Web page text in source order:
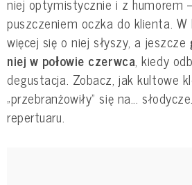
puszczeniem oczka do klienta.
więcej się o niej słyszy, a jeszcze
niej w połowie czerwca, kiedy
degustacja. Zobacz, jak kultowe
„przebranżowiły” się na...
repertuaru.